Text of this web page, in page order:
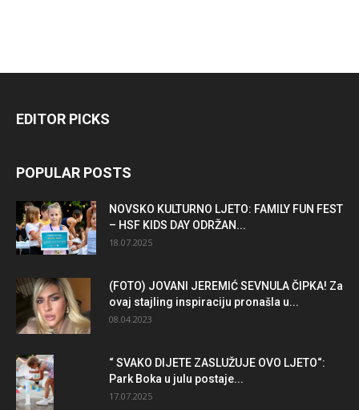
EDITOR PICKS
POPULAR POSTS
NOVSKO KULTURNO LJETO: FAMILY FUN FEST
– HSF KIDS DAY ODRŽAN...
18.07.2025
(FOTO) JOVANI JEREMIĆ SEVNULA ČIPKA! Za
ovaj stajling inspiraciju pronašla u...
08.04.2023
“ SVAKO DIJETE ZASLUŽUJE OVO LJETO“:
Park Boka u julu postaje...
17.07.2025